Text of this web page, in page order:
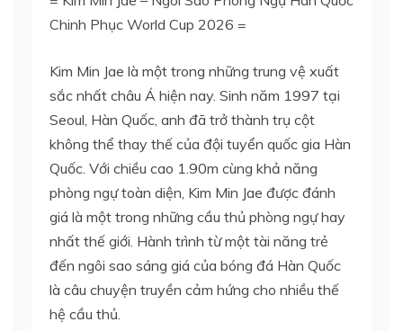
Chinh Phục World Cup 2026 =
Kim Min Jae là một trong những trung vệ xuất
sắc nhất châu Á hiện nay. Sinh năm 1997 tại
Seoul, Hàn Quốc, anh đã trở thành trụ cột
không thể thay thế của đội tuyển quốc gia Hàn
Quốc. Với chiều cao 1.90m cùng khả năng
phòng ngự toàn diện, Kim Min Jae được đánh
giá là một trong những cầu thủ phòng ngự hay
nhất thế giới. Hành trình từ một tài năng trẻ
đến ngôi sao sáng giá của bóng đá Hàn Quốc
là câu chuyện truyền cảm hứng cho nhiều thế
hệ cầu thủ.